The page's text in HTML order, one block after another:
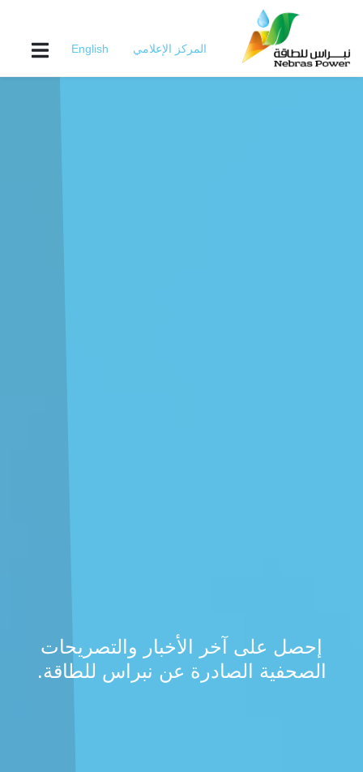
main
content
المركز الإعلامي English
إحصل على آخر الأخبار والتصريحات
الصحفية الصادرة عن نبراس للطاقة.